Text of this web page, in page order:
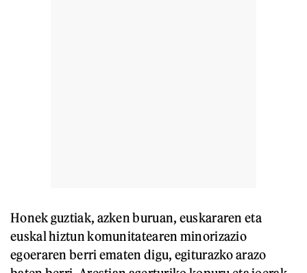
Honek guztiak, azken buruan, euskararen eta
euskal hiztun komunitatearen minorizazio
egoeraren berri ematen digu, egiturazko arazo